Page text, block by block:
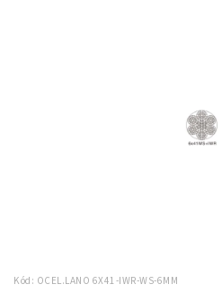
Kód: OCEL.LANO 6X41-IWR-WS-6MM